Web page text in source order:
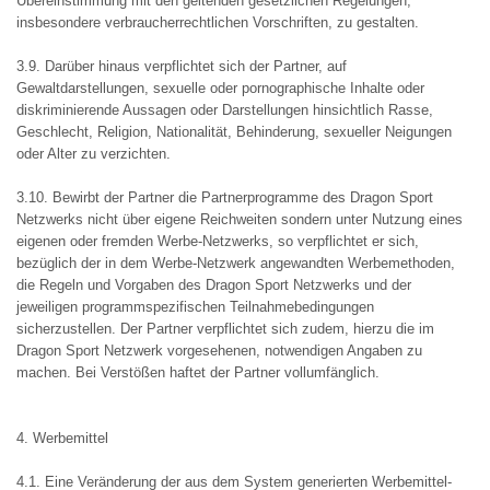
insbesondere verbraucherrechtlichen Vorschriften, zu gestalten.
3.9. Darüber hinaus verpflichtet sich der Partner, auf
Gewaltdarstellungen, sexuelle oder pornographische Inhalte oder
diskriminierende Aussagen oder Darstellungen hinsichtlich Rasse,
Geschlecht, Religion, Nationalität, Behinderung, sexueller Neigungen
oder Alter zu verzichten.
3.10. Bewirbt der Partner die Partnerprogramme des Dragon Sport
Netzwerks nicht über eigene Reichweiten sondern unter Nutzung eines
eigenen oder fremden Werbe-Netzwerks, so verpflichtet er sich,
bezüglich der in dem Werbe-Netzwerk angewandten Werbemethoden,
die Regeln und Vorgaben des Dragon Sport Netzwerks und der
jeweiligen programmspezifischen Teilnahmebedingungen
sicherzustellen. Der Partner verpflichtet sich zudem, hierzu die im
Dragon Sport Netzwerk vorgesehenen, notwendigen Angaben zu
machen. Bei Verstößen haftet der Partner vollumfänglich.
4. Werbemittel
4.1. Eine Veränderung der aus dem System generierten Werbemittel-